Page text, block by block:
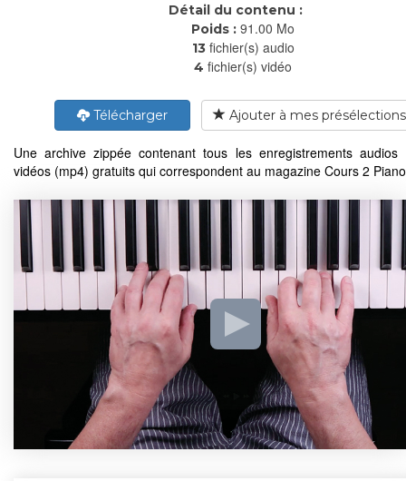
Détail du contenu :
Poids : 91.00 Mo
13 fichier(s) audio
4 fichier(s) vidéo
Télécharger Ajouter à mes présélections
Une archive zippée contenant tous les enregistrements audios
vidéos (mp4) gratuits qui correspondent au magazine Cours 2